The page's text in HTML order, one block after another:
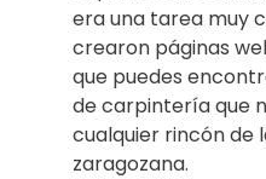
era una tarea muy
crearon páginas
que puedes
de carpintería que
cualquier rincón de
zaragozana.